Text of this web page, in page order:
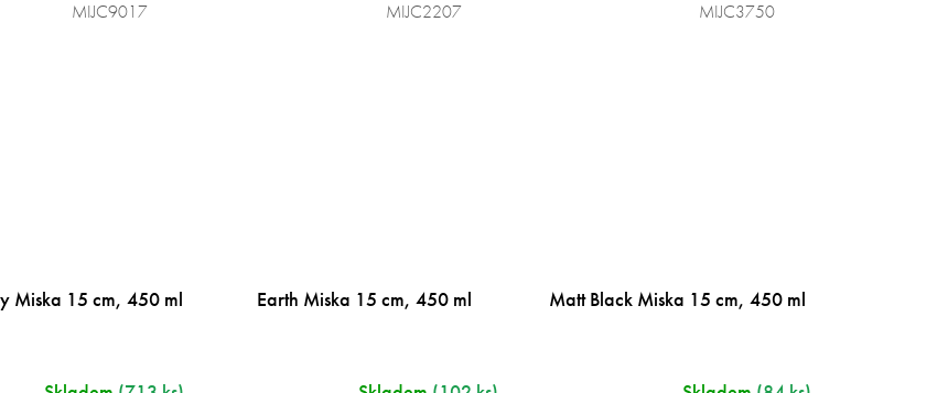
Miska 15 cm, 450 ml
MIJC9017
Earth Miska 15 cm, 450 ml
MIJC2207
Matt Black Miska 15 cm, 450 ml
MIJC3750